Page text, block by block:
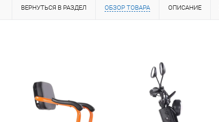
ВЕРНУТЬСЯ В РАЗДЕЛ ОБЗОР ТОВАРА ОПИСАНИЕ